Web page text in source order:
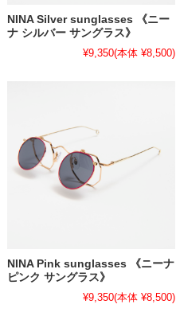
NINA Silver sunglasses 《ニー
ナ シルバー サングラス》
¥9,350(本体 ¥8,500)
NINA Pink sunglasses 《ニーナ
ピンク サングラス》
¥9,350(本体 ¥8,500)